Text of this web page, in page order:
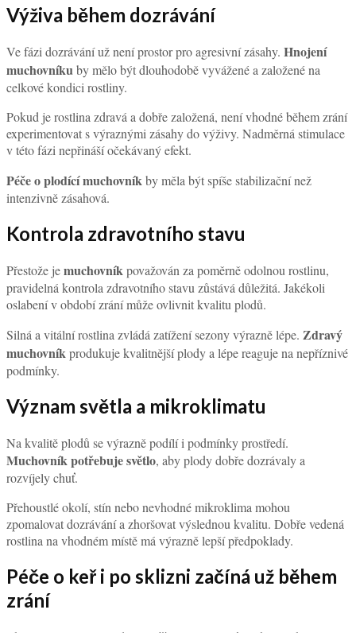
Výživa během dozrávání
Ve fázi dozrávání už není prostor pro agresivní zásahy. Hnojení
muchovníkuby mělo být dlouhodobě vyvážené a založené na
celkové kondici rostliny.
Pokud je rostlina zdravá a dobře založená, není vhodné během zrání
experimentovat s výraznými zásahy do výživy. Nadměrná stimulace
v této fázi nepřináší očekávaný efekt.
Péče o plodící muchovníkby měla být spíše stabilizační než
intenzivně zásahová.
Kontrola zdravotního stavu
Přestože jemuchovníkpovažován za poměrně odolnou rostlinu,
pravidelná kontrola zdravotního stavu zůstává důležitá. Jakékoli
oslabení v období zrání může ovlivnit kvalitu plodů.
Silná a vitální rostlina zvládá zatížení sezony výrazně lépe. Zdravý
muchovníkprodukuje kvalitnější plody a lépe reaguje na nepříznivé
podmínky.
Význam světla a mikroklimatu
Na kvalitě plodů se výrazně podílí i podmínky prostředí.
Muchovník potřebuje světlo, aby plody dobře dozrávaly a
rozvíjely chuť.
Přehoustlé okolí, stín nebo nevhodné mikroklima mohou
zpomalovat dozrávání a zhoršovat výslednou kvalitu. Dobře vedená
rostlina na vhodném místě má výrazně lepší předpoklady.
Péče o keř i po sklizni začíná už během
zrání